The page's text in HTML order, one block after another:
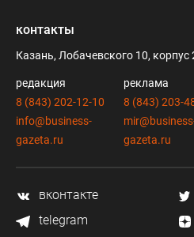
контакты
Казань, Лобачевского 10, корпус
редакция
8 (843) 202-12-10
info@business-
gazeta.ru
реклама
8 (843) 203-
gazeta.ru
вконтакте
telegram